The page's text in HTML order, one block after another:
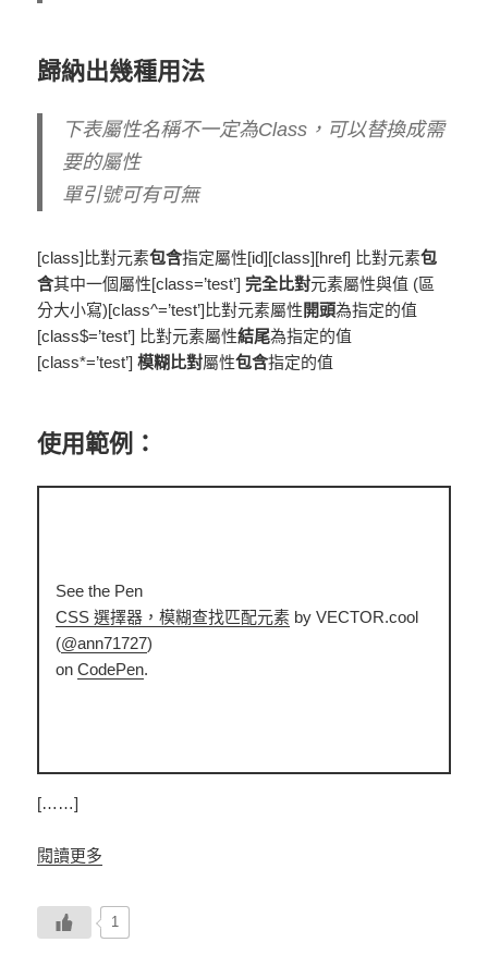
歸納出幾種用法
下表屬性名稱不一定為Class，可以替換成需
要的屬性
單引號可有可無
[class]比對元素包含指定屬性[id][class][href] 比對元素包
含其中一個屬性[class=’test’]完全比對元素屬性與值 (區
分大小寫)[class^=’test’]比對元素屬性 開頭為指定的值
[class$=’test’] 比對元素屬性結尾為指定的值
[class*=’test’]模糊比對屬性包含指定的值
使用範例：
See the Pen
CSS 選擇器，模糊查找匹配元素 by VECTOR.cool
(@ann71727)
onCodePen.
[……]
閱讀更多
1